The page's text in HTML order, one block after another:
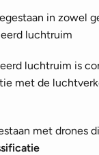
in zowel
luchtruim
luchtruim is
met de
met drones